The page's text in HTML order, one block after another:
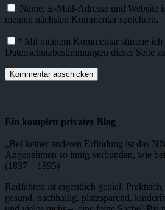
Name, E-Mail-Adresse und Website
meinen nächsten Kommentar speichern.
* Mit meinem Kommentar stimme ich
Datenschutzbestimmungen dieser Seite
Ein komplett privater Blog
„Bei keiner anderen Erfindung ist das
Angenehmen so innig verbunden, wie
(1837 – 1895)
Radfahren ist eigentlich genial.
gesund, nachhaltig, platzsparend,